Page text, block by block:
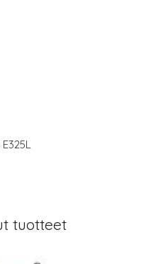
tuotteet